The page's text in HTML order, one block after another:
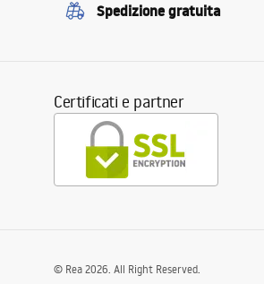
Spedizione gratuita
Certificati e partner
© Rea 2026. All Right Reserved.